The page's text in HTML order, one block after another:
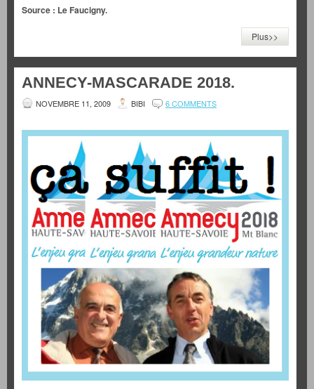
Source : Le Faucigny.
Plus>>
ANNECY-MASCARADE 2018.
NOVEMBRE 11, 2009 BIBI 6 COMMENTS